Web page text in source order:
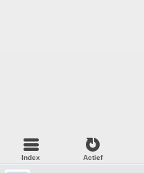
Index Actief